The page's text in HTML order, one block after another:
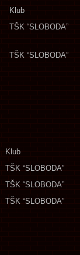
Klub
TŠK “SLOBODA”
TŠK “SLOBODA”
Klub
TŠK “SLOBODA”
TŠK “SLOBODA”
TŠK “SLOBODA”